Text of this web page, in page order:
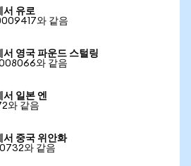
서 유로
와 같음
영국 파운드 스털링
와 같음
일본 엔
와 같음
중국 위안화
와 같음